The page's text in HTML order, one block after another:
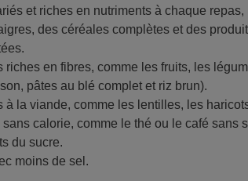
et riches en nutriments à chaque
des céréales complètes et des
riches en fibres, comme les fruits, les
pâtes au blé complet et riz brun).
à la viande, comme les lentilles, les
calorie, comme le thé ou le café sans
du sucre.
moins de sel.